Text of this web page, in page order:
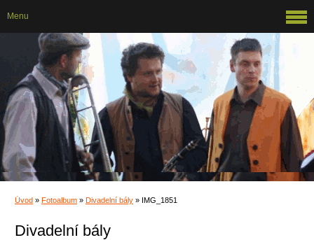
Úvod » Fotoalbum » Divadelní bály » IMG_1851
Divadelní bály
Menu